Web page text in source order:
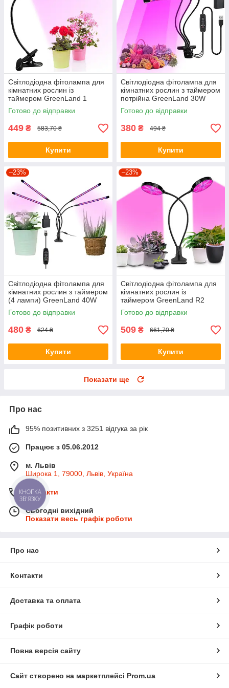
Світлодіодна фітолампа для
кімнатних рослин із
таймером GreenLand 1
головка кругла 15W
Готово до відправки
449 ₴ 583,70 ₴
Купити
Світлодіодна фітолампа для
кімнатних рослин з таймером
потрійна GreenLand 30W
USB + мережа 220В
Готово до відправки
380 ₴ 494 ₴
Купити
–23%
Світлодіодна фітолампа для
кімнатних рослин з таймером
(4 лампи) GreenLand 40W
USB + мережі 220В
Готово до відправки
480 ₴ 624 ₴
Купити
–23%
Світлодіодна фітолампа для
кімнатних рослин із
таймером GreenLand R2
кругла 30W
Готово до відправки
509 ₴ 661,70 ₴
Купити
Показати ще
Про нас
95% позитивних з 3251 відгука за рік
Працює з 05.06.2012
м. Львів
Широка 1, 79000, Львів, Україна
Контакти
Сьогодні вихідний
Показати весь графік роботи
Про нас
Контакти
Доставка та оплата
Графік роботи
Повна версія сайту
Сайт створено на маркетплейсі Prom.ua
КНОПКА
ЗВ'ЯЗКУ